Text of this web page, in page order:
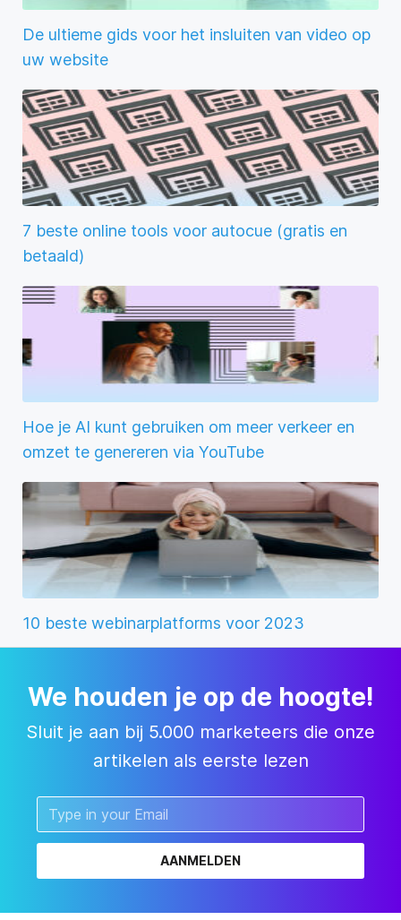
De ultieme gids voor het insluiten van video op
uw website
7 beste online tools voor autocue (gratis en
betaald)
Hoe je AI kunt gebruiken om meer verkeer en
omzet te genereren via YouTube
10 beste webinarplatforms voor 2023
We houden je op de hoogte!
Sluit je aan bij 5.000 marketeers die onze
artikelen als eerste lezen
AANMELDEN